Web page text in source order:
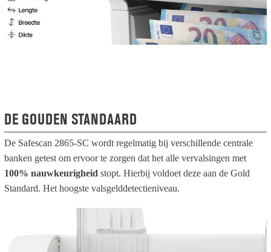
DE GOUDEN STANDAARD
De Safescan 2865-SC wordt regelmatig bij verschillende centrale
banken getest om ervoor te zorgen dat het alle vervalsingen met
100% nauwkeurigheid stopt. Hierbij voldoet deze aan de Gold
Standard. Het hoogste valsgelddetectieniveau.